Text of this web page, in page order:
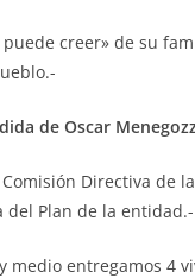
creer» de su
de Oscar
Directiva de
Plan de la entidad.-
medio entregamos 4